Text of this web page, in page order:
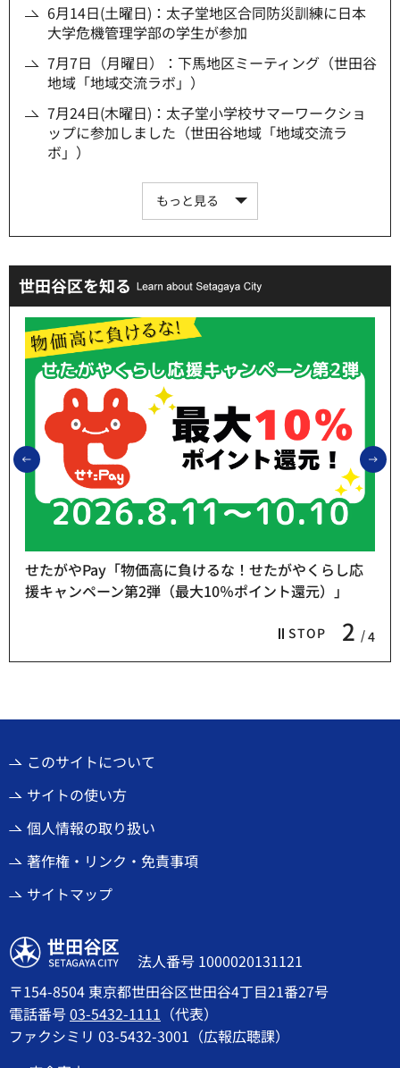
6月14日(土曜日)：太子堂地区合同防災訓練に日本
大学危機管理学部の学生が参加
7月7日（月曜日）：下馬地区ミーティング（世田谷
地域「地域交流ラボ」）
7月24日(木曜日)：太子堂小学校サマーワークショ
ップに参加しました（世田谷地域「地域交流ラ
ボ」）
もっと見る
世田谷区を知る
前のスライドを表示
STOP 2 4
せたがやPay「物価高に負けるな！せたがやくらし応
援キャンペーン第2弾（最大10％ポイント還元）」
このサイトについて
サイトの使い方
個人情報の取り扱い
著作権・リンク・免責事項
サイトマップ
世田谷区
法人番号 1000020131121
〒154-8504 東京都世田谷区世田谷4丁目21番27号
電話番号03-5432-1111 （代表）
ファクシミリ 03-5432-3001（広報広聴課）